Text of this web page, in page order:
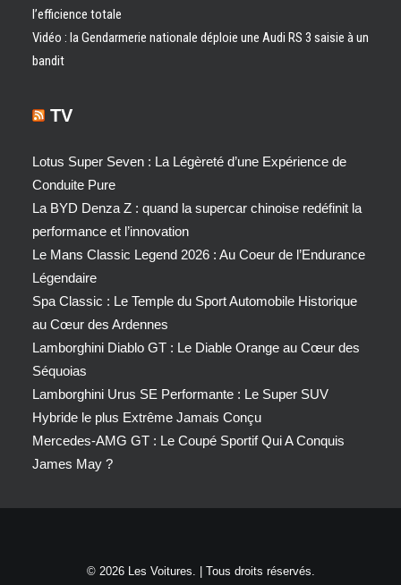
l’efficience totale
Vidéo : la Gendarmerie nationale déploie une Audi RS 3 saisie à un
bandit
TV
Lotus Super Seven : La Légèreté d’une Expérience de
Conduite Pure
La BYD Denza Z : quand la supercar chinoise redéfinit la
performance et l’innovation
Le Mans Classic Legend 2026 : Au Coeur de l’Endurance
Légendaire
Spa Classic : Le Temple du Sport Automobile Historique
au Cœur des Ardennes
Lamborghini Diablo GT : Le Diable Orange au Cœur des
Séquoias
Lamborghini Urus SE Performante : Le Super SUV
Hybride le plus Extrême Jamais Conçu
Mercedes-AMG GT : Le Coupé Sportif Qui A Conquis
James May ?
© 2026 Les Voitures. | Tous droits réservés.